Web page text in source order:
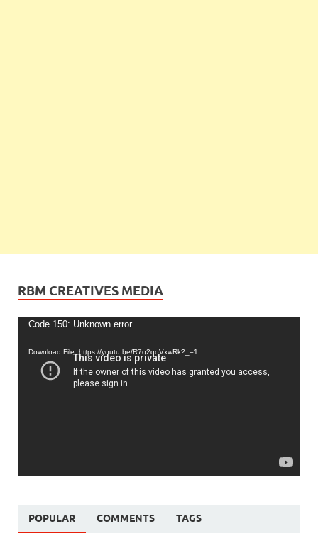
RBM CREATIVES MEDIA
Video
Code 150: Unknown error.
Download File: https://youtu.be/R7o2qoVxwRk?_=1
POPULAR COMMENTS TAGS